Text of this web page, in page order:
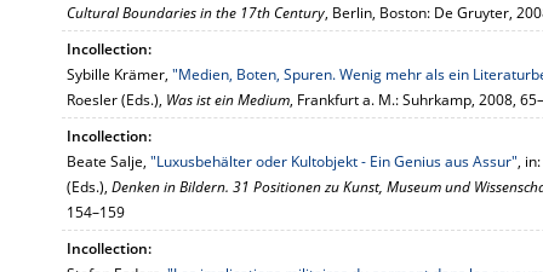
Cultural Boundaries in the 17th Century, Berlin, Boston: De Gruyter,
Incollection:
Sybille Krämer, "Medien, Boten, Spuren. Wenig mehr als ein
Roesler (Eds.), Was ist ein Medium, Frankfurt a. M.: Suhrkamp, 2008,
Incollection:
Beate Salje, "Luxusbehälter oder Kultobjekt - Ein Genius aus Assur",
(Eds.), Denken in Bildern. 31 Positionen zu Kunst, Museum und
154–159
Incollection: